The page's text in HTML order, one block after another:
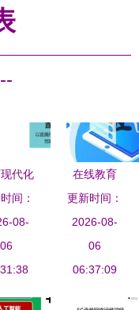
代化
化剂
件定
统开
能教育
间：
08-
06
在线教育
APP开发的
价值 重塑
教育行业的
数字未来
更新时间：
2026-08-
06
06:37:09